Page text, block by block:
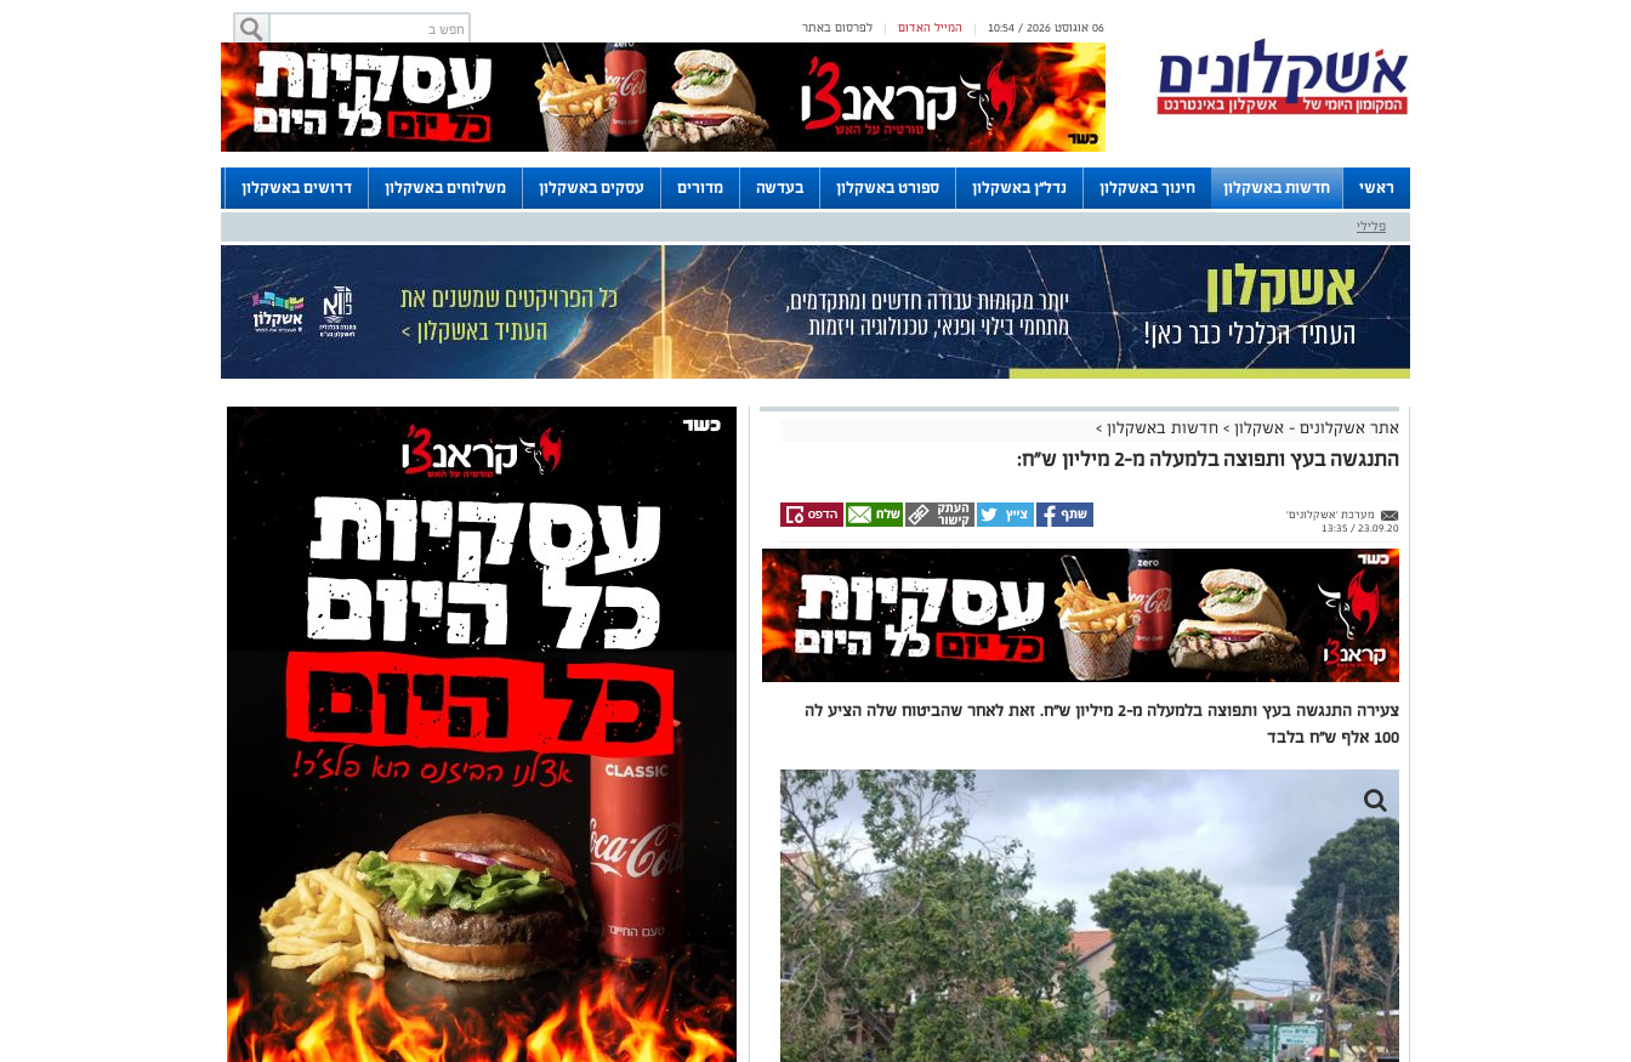
לפרסום באתר | המייל האדום | 06 אוגוסט 2026 / 10:54
ראשי חדשות באשקלון חינוך באשקלון נדל"ן באשקלון ספורט באשקלון בעדשה מדורים עסקים באשקלון משלוחים באשקלון דרושים באשקלון
לוחות
פלילי
אתר אשקלונים - אשקלון > חדשות באשקלון >
התנגשה בעץ ותפוצה בלמעלה מ-2 מיליון ש"ח:
מערכת 'אשקלונים'
23.09.20 / 13:35
צעירה התנגשה בעץ ותפוצה בלמעלה מ-2 מיליון ש"ח. זאת לאחר שהביטוח שלה הציע לה
100 אלף ש"ח בלבד